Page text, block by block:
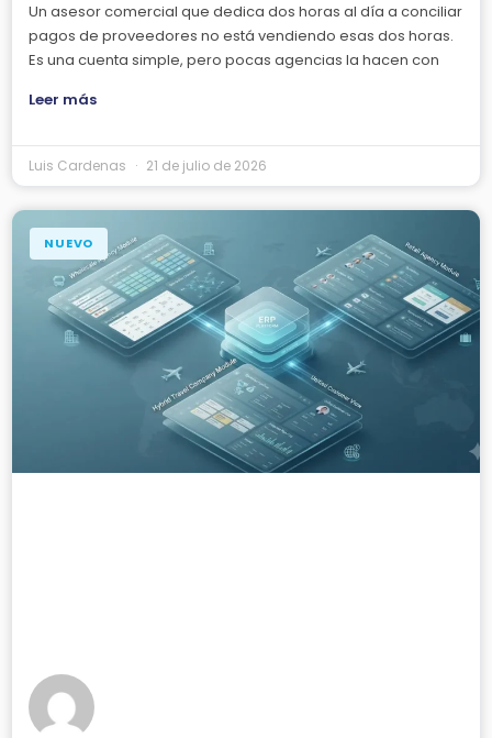
Un asesor comercial que dedica dos horas al día a conciliar
pagos de proveedores no está vendiendo esas dos horas.
Es una cuenta simple, pero pocas agencias la hacen con
Leer más
Luis Cardenas 21 de julio de 2026
NUEVO